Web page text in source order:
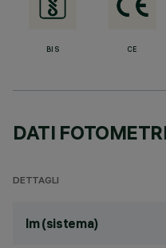
BIS CE
DATI
DETTAGLI
lm (sistema)